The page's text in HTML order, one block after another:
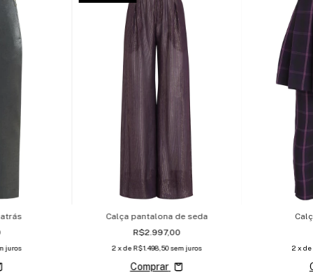
juros
Calça pantalona de seda
R$2.997,00
2 x deR$1.498,50 sem juros
Comprar
2 x de